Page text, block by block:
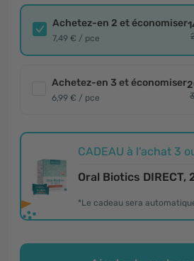
Achetez-en 2 et économiser
7,49 € / pce
Achetez-en 3 et économiser
6,99 € / pce
CADEAU à l'achat 3
Oral Biotics DIRECT,
*Le cadeau sera